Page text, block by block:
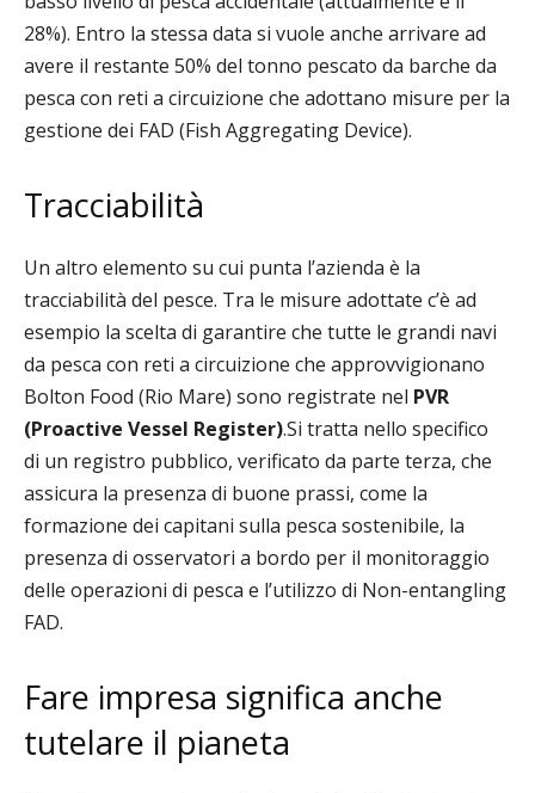
28%). Entro la stessa data si vuole anche arrivare ad
avere il restante 50% del tonno pescato da barche da
pesca con reti a circuizione che adottano misure per la
gestione dei FAD (Fish Aggregating Device).
Tracciabilità
Un altro elemento su cui punta l’azienda è la
tracciabilità del pesce. Tra le misure adottate c’è ad
esempio la scelta di garantire che tutte le grandi navi
da pesca con reti a circuizione che approvvigionano
Bolton Food (Rio Mare) sono registrate nel PVR
(Proactive Vessel Register).Si tratta nello specifico
di un registro pubblico, verificato da parte terza, che
assicura la presenza di buone prassi, come la
formazione dei capitani sulla pesca sostenibile, la
presenza di osservatori a bordo per il monitoraggio
delle operazioni di pesca e l’utilizzo di Non-entangling
FAD.
Fare impresa significa anche
tutelare il pianeta